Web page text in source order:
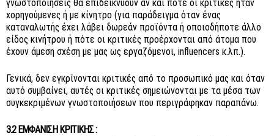
χορηγούμενες ή με κίνητρο (για παράδειγμα όταν ένας
καταναλωτής έχει λάβει δωρεάν προϊόντα ή οποιοδήποτε άλλο
είδος κινήτρου ή πότε οι κριτικές προέρχονται από άτομα που
έχουν άμεση σχέση με μας ως εργαζόμενοι, influencers κ.λπ.).
Γενικά, δεν εγκρίνονται κριτικές από το προσωπικό μας και όταν
αυτό συμβαίνει, αυτές οι κριτικές σημειώνονται με τα μέσα των
συγκεκριμένων γνωστοποιήσεων που περιγράφηκαν παραπάνω.
3.2 ΕΜΦΆΝΙΣΗ ΚΡΙΤΙΚΉΣ :